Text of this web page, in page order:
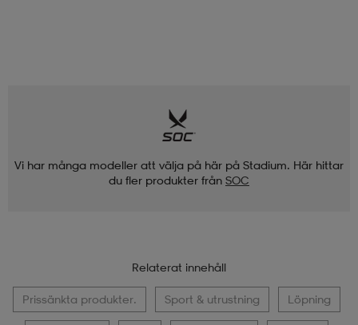
Vi har många modeller att välja på här på Stadium. Här hittar
du fler produkter från SOC
Relaterat innehåll
Prissänkta produkter. Sport & utrustning Löpning